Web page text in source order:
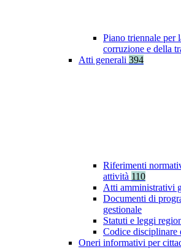
Piano triennale per
corruzione e della
Atti generali 394
Riferimenti
attività 110
Atti amministrativi
Documenti di
gestionale
Statuti e leggi
Codice disciplinare
Oneri informativi per